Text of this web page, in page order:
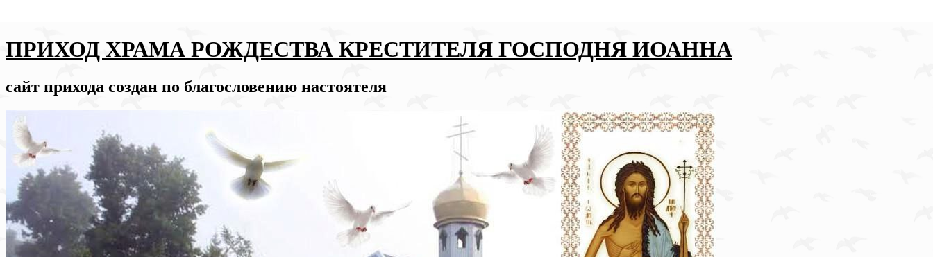
ПРИХОД ХРАМА РОЖДЕСТВА КРЕСТИТЕЛЯ ГОСПОДНЯ ИОАННА
сайт прихода создан по благословению настоятеля